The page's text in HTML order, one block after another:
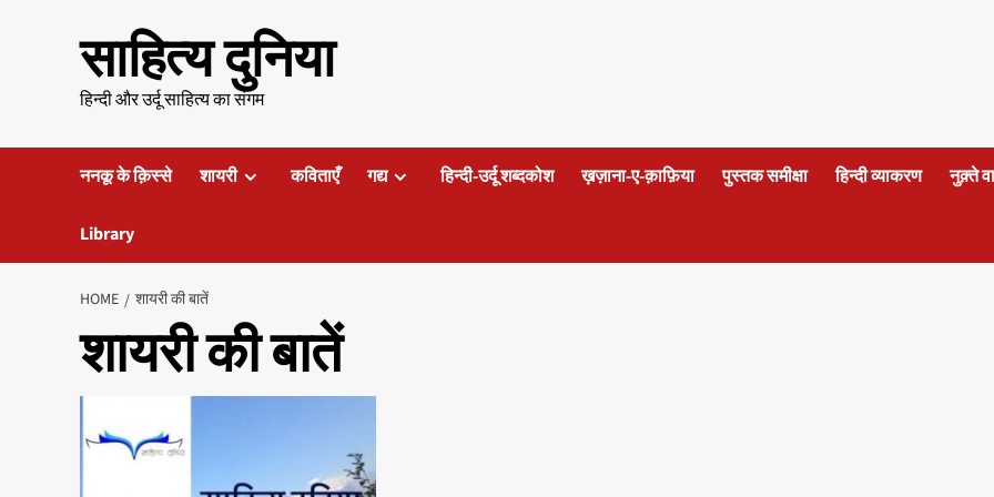
साहित्य दुनिया
हिन्दी और उर्दू साहित्य का संगम
ननकू के क़िस्से शायरी कविताएँ गद्य हिन्दी-उर्दू शब्दकोश ख़ज़ाना-ए-क़ाफ़िया पुस्तक समीक्षा हिन्दी व्याकरण नुक़्ते
Library
HOME शायरी की बातें
शायरी की बातें